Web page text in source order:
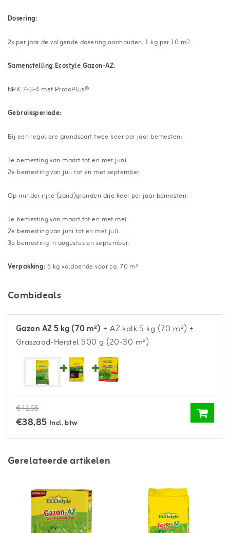
Dosering:
2x per jaar de volgende dosering aanhouden; 1 kg per 10 m2.
Samenstelling Ecostyle Gazon-AZ:
NPK 7-3-4 met ProtoPlus®
Gebruiksperiode:
Bij een reguliere grondsoort twee keer per jaar bemesten:
1e bemesting van maart tot en met juni.
2e bemesting van juli tot en met september.
Op minder rijke (zand)gronden drie keer per jaar bemesten:
1e bemesting van maart tot en met mei.
2e bemesting van juni tot en met juli.
3e bemesting in augustus en september.
Verpakking:5 kg voldoende voor ca. 70 m²
Combideals
Gazon AZ 5 kg (70 m²) + AZ kalk 5 kg (70 m²) +
Graszaad-Herstel 500 g (20-30 m²)
€41,85
€38,85 Incl. btw
Gerelateerde artikelen